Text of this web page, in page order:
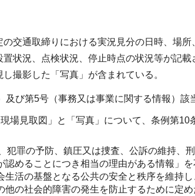
交通取締りにおける実況見分の日時、場
状況、点検状況、停止時点の状況等が記
撮影した「写真」が含まれている。
及び第5号（事務又は事業に関する情報）該
場見取図」と「写真」について、条例第
犯罪の予防、鎮圧又は捜査、公訴の維持、
めることにつき相当の理由がある情報」
活の基盤となる公共の安全と秩序を維持
の社会的障害の発生を防止するために定